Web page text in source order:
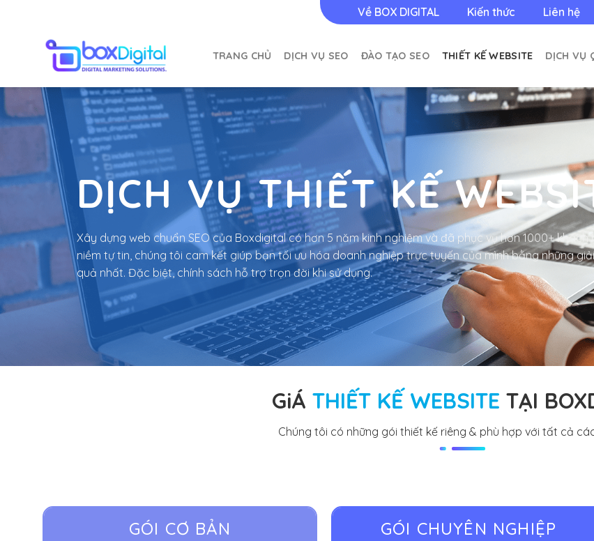
Về BOX DIGITAL Kiến thức Liên hệ
TRANG CHỦ DỊCH VỤ SEO ĐÀO TẠO SEO THIẾT KẾ WEBSITE DỊCH VỤ
DỊCH VỤ THIẾT KẾ
Xây dựng web chuẩn SEO của Boxdigital có hơn 5 năm kinh nghiệm và đã phục vụ hơn 1000+ khách
niềm tự tin, chúng tôi cam kết giúp bạn tối ưu hóa doanh nghiệp trực tuyến của mình bằng những
quả nhất. Đặc biệt, chính sách hỗ trợ trọn đời khi sử dụng.
GiÁ THIẾT KẾ WEBSITE TẠI
Chúng tôi có những gói thiết kế riêng & phù hợp với tất cả
GÓI CƠ BẢN GÓI CHUYÊN NGHIỆP